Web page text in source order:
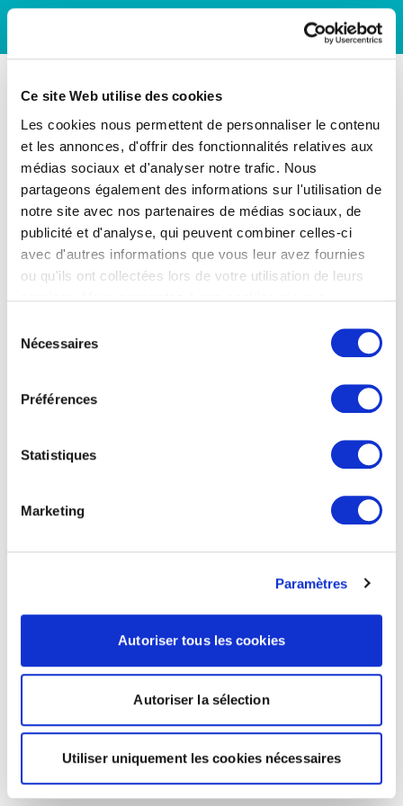
Ce site Web utilise des cookies
Les cookies nous permettent de personnaliser le contenu
et les annonces, d'offrir des fonctionnalités relatives aux
médias sociaux et d'analyser notre trafic. Nous
partageons également des informations sur l'utilisation de
notre site avec nos partenaires de médias sociaux, de
publicité et d'analyse, qui peuvent combiner celles-ci
avec d'autres informations que vous leur avez fournies
ou qu'ils ont collectées lors de votre utilisation de leurs
Nécessaires
Préférences
Statistiques
Marketing
Paramètres
Autoriser tous les cookies
Autoriser la sélection
Utiliser uniquement les cookies nécessaires